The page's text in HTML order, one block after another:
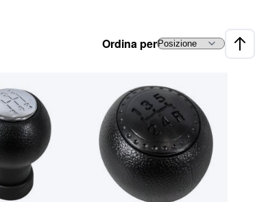
Ordina per